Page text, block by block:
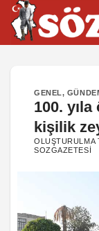
İçeriğe
atla
GENEL,
100.
kişilik
OLUŞTURULMA
SOZGAZETESI